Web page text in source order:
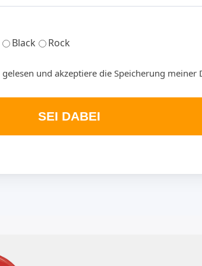
Black Rock
gelesen und akzeptiere die Speicherung meiner
SEI DABEI